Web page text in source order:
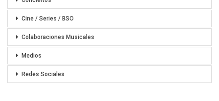
Cine / Series / BSO
Colaboraciones Musicales
Medios
Redes Sociales